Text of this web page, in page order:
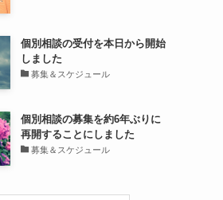
個別相談の受付を本日から開始
しました
募集＆スケジュール
個別相談の募集を約6年ぶりに
再開することにしました
募集＆スケジュール